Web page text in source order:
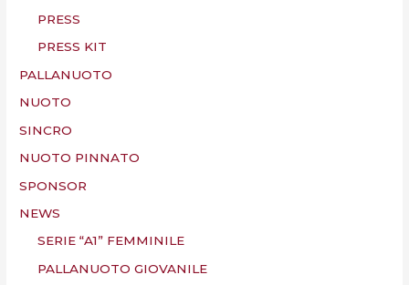
PRESS
PRESS KIT
PALLANUOTO
NUOTO
SINCRO
NUOTO PINNATO
SPONSOR
NEWS
SERIE “A1” FEMMINILE
PALLANUOTO GIOVANILE